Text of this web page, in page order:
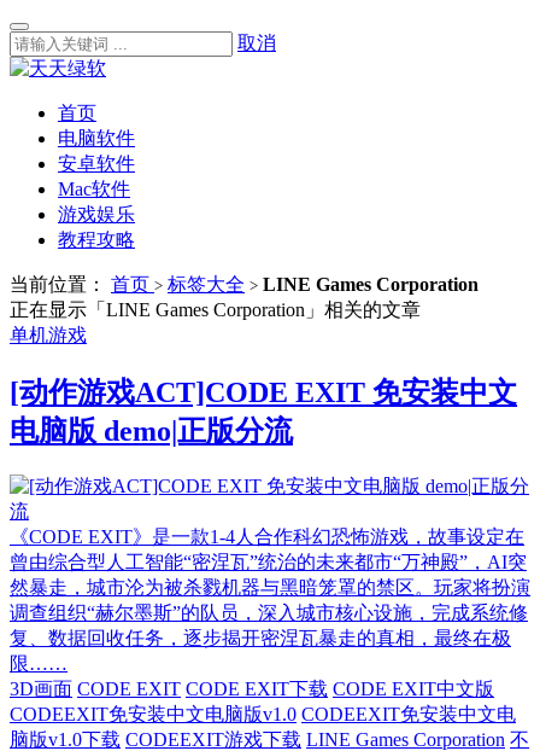
取消
首页
电脑软件
安卓软件
Mac软件
游戏娱乐
教程攻略
当前位置： 首页 > 标签大全 > LINE Games Corporation
正在显示「LINE Games Corporation」相关的文章
单机游戏
[动作游戏ACT]CODE EXIT 免安装中文
电脑版 demo|正版分流
《CODE EXIT》是一款1-4人合作科幻恐怖游戏，故事设定在
曾由综合型人工智能“密涅瓦”统治的未来都市“万神殿”，AI突
然暴走，城市沦为被杀戮机器与黑暗笼罩的禁区。玩家将扮演
调查组织“赫尔墨斯”的队员，深入城市核心设施，完成系统修
复、数据回收任务，逐步揭开密涅瓦暴走的真相，最终在极
限……
3D画面 CODE EXIT CODE EXIT下载 CODE EXIT中文版
CODEEXIT免安装中文电脑版v1.0 CODEEXIT免安装中文电
脑版v1.0下载 CODEEXIT游戏下载 LINE Games Corporation 不